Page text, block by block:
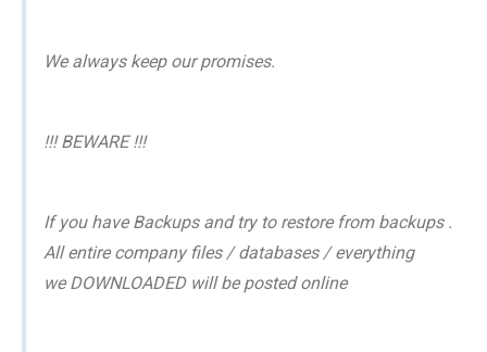
We always keep our promises.
!!! BEWARE !!!
If you have Backups and try to restore from backups .
All entire company files / databases / everything
we DOWNLOADED will be posted online